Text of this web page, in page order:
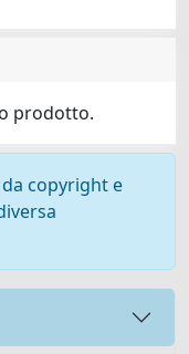
prodotto.
copyright e